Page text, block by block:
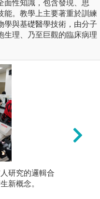
面性知識，包含發現、思
能。教學上主要著重於訓練
學與基礎醫學技術，由分子
生理、乃至巨觀的臨床病理
研究的邏輯合
新概念。